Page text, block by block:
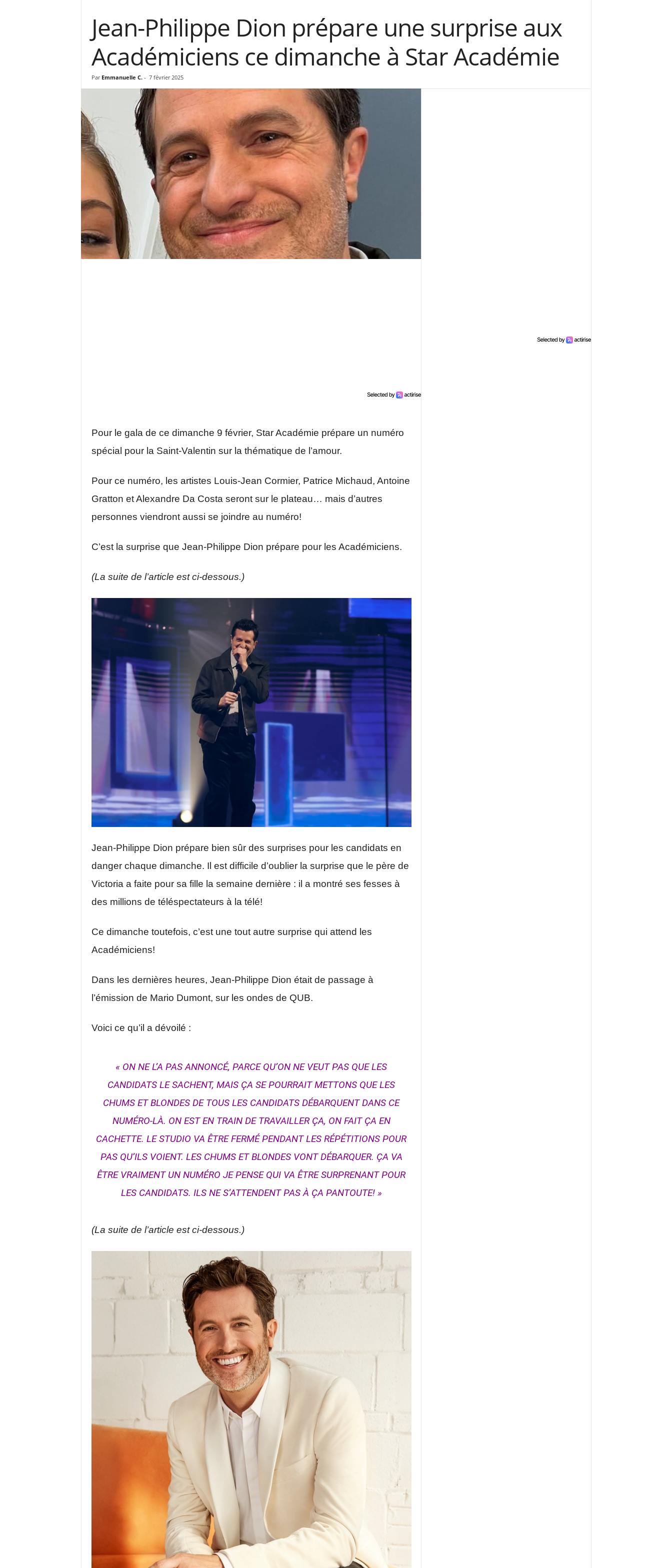
Jean-Philippe Dion prépare une surprise aux
Académiciens ce dimanche à Star Académie
Par Emmanuelle C. - 7 février 2025
Pour le gala de ce dimanche 9 février, Star Académie prépare un numéro
spécial pour la Saint-Valentin sur la thématique de l’amour.
Pour ce numéro, les artistes Louis-Jean Cormier, Patrice Michaud, Antoine
Gratton et Alexandre Da Costa seront sur le plateau… mais d’autres
personnes viendront aussi se joindre au numéro!
C’est la surprise que Jean-Philippe Dion prépare pour les Académiciens.
(La suite de l’article est ci-dessous.)
Jean-Philippe Dion prépare bien sûr des surprises pour les candidats en
danger chaque dimanche. Il est difficile d’oublier la surprise que le père de
Victoria a faite pour sa fille la semaine dernière : il a montré ses fesses à
des millions de téléspectateurs à la télé!
Ce dimanche toutefois, c’est une tout autre surprise qui attend les
Académiciens!
Dans les dernières heures, Jean-Philippe Dion était de passage à
l’émission de Mario Dumont, sur les ondes de QUB.
Voici ce qu’il a dévoilé :
« ON NE L’A PAS ANNONCÉ, PARCE QU’ON NE VEUT PAS QUE LES
CANDIDATS LE SACHENT, MAIS ÇA SE POURRAIT METTONS QUE LES
CHUMS ET BLONDES DE TOUS LES CANDIDATS DÉBARQUENT DANS CE
NUMÉRO-LÀ. ON EST EN TRAIN DE TRAVAILLER ÇA, ON FAIT ÇA EN
CACHETTE. LE STUDIO VA ÊTRE FERMÉ PENDANT LES RÉPÉTITIONS POUR
PAS QU’ILS VOIENT. LES CHUMS ET BLONDES VONT DÉBARQUER. ÇA VA
ÊTRE VRAIMENT UN NUMÉRO JE PENSE QUI VA ÊTRE SURPRENANT POUR
LES CANDIDATS. ILS NE S’ATTENDENT PAS À ÇA PANTOUTE! »
(La suite de l’article est ci-dessous.)